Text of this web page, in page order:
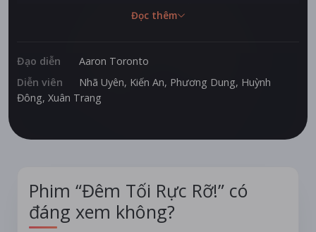
của Xuân Thanh tề tựu để đưa tiễn. Đám tang diễn ra
hoành tráng, xôm tụ, rộn rã và đầy màu sắc. Thế
dần lấn át đi nỗi mất mát, cho đến khi những sự thật
và bi kịch bùng phát, như một hệ luỵ của tổn thương
từ nạn bạo hành gia đình đầy ám ảnh.
Đọc thêm
Đạo diễn
Aaron Toronto
Diễn viên
Nhã Uyên, Kiến An, Phương Dung, Huỳnh
Đông, Xuân Trang
Phim “Đêm Tối Rực Rỡ!” có
đáng xem không?